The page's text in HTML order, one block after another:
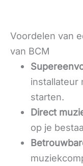
Voordelen van
van BCM
installateur
starten.
Direct
op je